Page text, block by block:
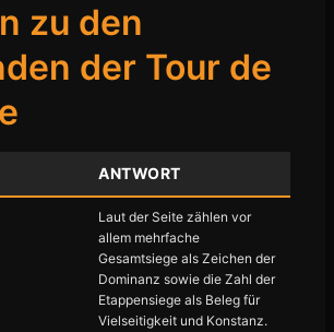
zu den
der Tour de
ANTWORT
Laut der Seite zählen vor
allem mehrfache
Gesamtsiege als Zeichen der
Dominanz sowie die Zahl der
Etappensiege als Beleg für
Vielseitigkeit und Konstanz.